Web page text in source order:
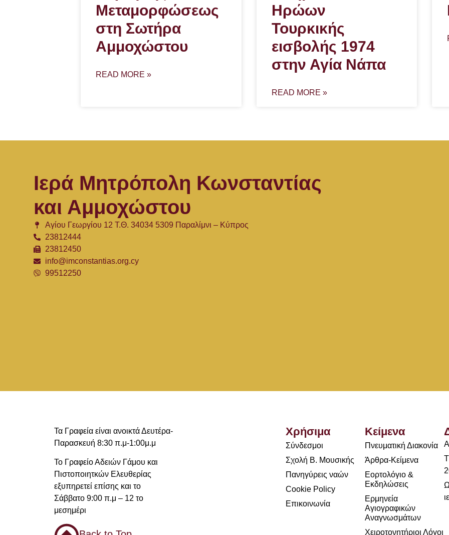
Μεταμορφώσεως
στη Σωτήρα
Αμμοχώστου
READ MORE »
Ηρώων
Τουρκικής
εισβολής 1974
στην Αγία Νάπα
READ MORE »
Ιερά Μητρόπολη Κωνσταντίας
και Αμμοχώστου
Αγίου Γεωργίου 12 Τ.Θ. 34034 5309 Παραλίμνι – Κύπρος
23812444
23812450
info@imconstantias.org.cy
99512250
Τα Γραφεία είναι ανοικτά Δευτέρα-
Παρασκευή 8:30 π.μ-1:00μ.μ
Το Γραφείο Αδειών Γάμου και
Πιστοποιητκών Ελευθερίας
εξυπηρετεί επίσης και το
Σάββατο 9:00 π.μ – 12 το
μεσημέρι
Χρήσιμα
Σύνδεσμοι
Σχολή Β. Μουσικής
Πανηγύρεις ναών
Cookie Policy
Επικοινωνία
Κείμενα
Πνευματική Διακονία
Άρθρα-Κείμενα
Εορτολόγιο &
Εκδηλώσεις
Ερμηνεία
Αγιογραφικών
Αναγνωσμάτων
Χειροτονητήριοι Λόγοι